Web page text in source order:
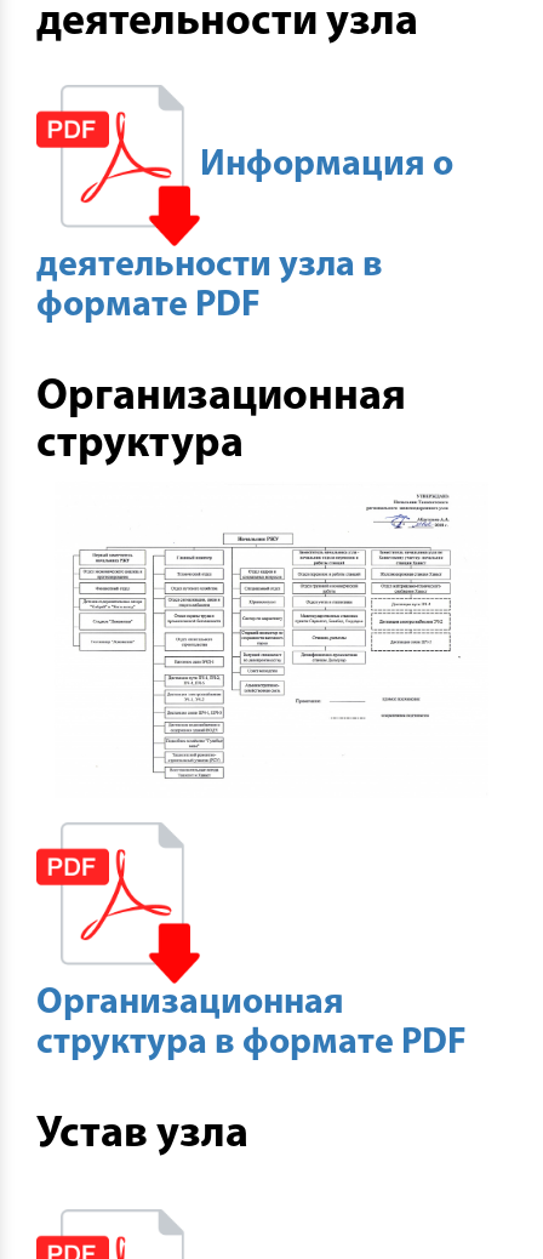
деятельности узла
Информация о
деятельности узла в
формате PDF
Организационная
структура
Организационная
структура в формате PDF
Устав узла